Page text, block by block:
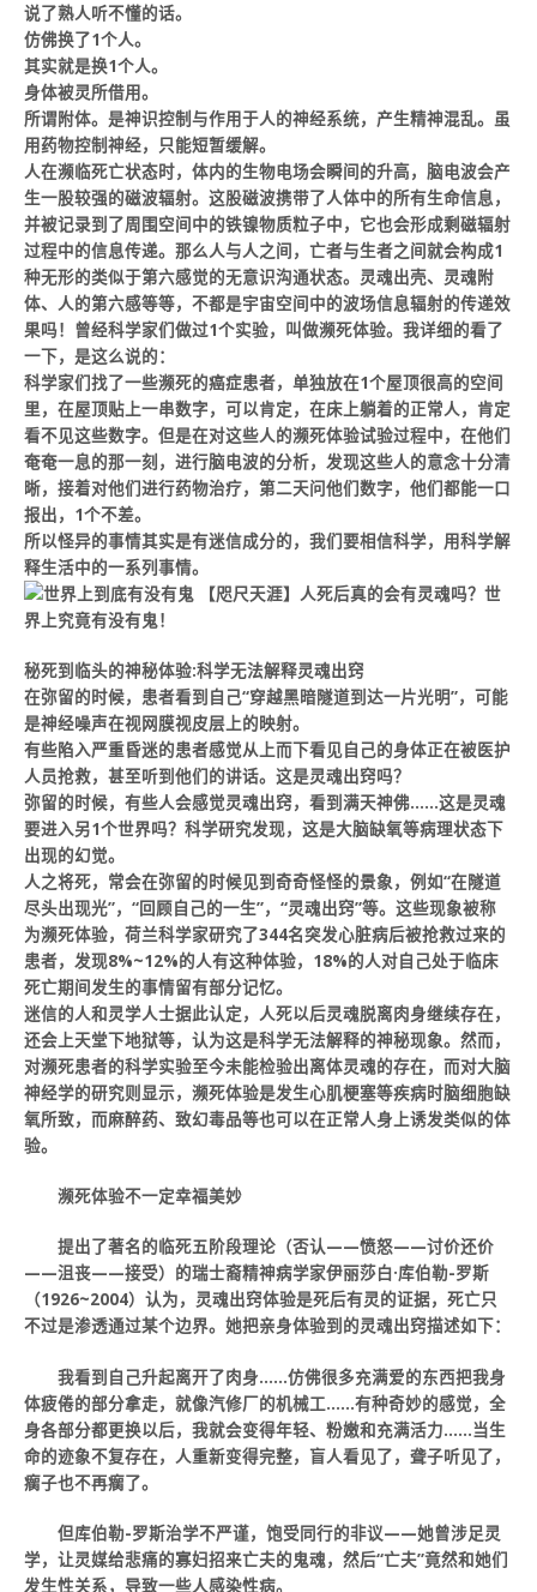
说了熟人听不懂的话。
仿佛换了1个人。
其实就是换1个人。
身体被灵所借用。
所谓附体。是神识控制与作用于人的神经系统，产生精神混乱。虽
用药物控制神经，只能短暂缓解。
人在濒临死亡状态时，体内的生物电场会瞬间的升高，脑电波会产
生一股较强的磁波辐射。这股磁波携带了人体中的所有生命信息，
并被记录到了周围空间中的铁镍物质粒子中，它也会形成剩磁辐射
过程中的信息传递。那么人与人之间，亡者与生者之间就会构成1
种无形的类似于第六感觉的无意识沟通状态。灵魂出壳、灵魂附
体、人的第六感等等，不都是宇宙空间中的波场信息辐射的传递效
果吗！曾经科学家们做过1个实验，叫做濒死体验。我详细的看了
一下，是这么说的：
科学家们找了一些濒死的癌症患者，单独放在1个屋顶很高的空间
里，在屋顶贴上一串数字，可以肯定，在床上躺着的正常人，肯定
看不见这些数字。但是在对这些人的濒死体验试验过程中，在他们
奄奄一息的那一刻，进行脑电波的分析，发现这些人的意念十分清
晰，接着对他们进行药物治疗，第二天问他们数字，他们都能一口
报出，1个不差。
所以怪异的事情其实是有迷信成分的，我们要相信科学，用科学解
释生活中的一系列事情。
秘死到临头的神秘体验:科学无法解释灵魂出窍
在弥留的时候，患者看到自己“穿越黑暗隧道到达一片光明”，可能
是神经噪声在视网膜视皮层上的映射。
有些陷入严重昏迷的患者感觉从上而下看见自己的身体正在被医护
人员抢救，甚至听到他们的讲话。这是灵魂出窍吗？
弥留的时候，有些人会感觉灵魂出窍，看到满天神佛……这是灵魂
要进入另1个世界吗？科学研究发现，这是大脑缺氧等病理状态下
出现的幻觉。
人之将死，常会在弥留的时候见到奇奇怪怪的景象，例如“在隧道
尽头出现光”，“回顾自己的一生”，“灵魂出窍”等。这些现象被称
为濒死体验，荷兰科学家研究了344名突发心脏病后被抢救过来的
患者，发现8%~12%的人有这种体验，18%的人对自己处于临床
死亡期间发生的事情留有部分记忆。
迷信的人和灵学人士据此认定，人死以后灵魂脱离肉身继续存在，
还会上天堂下地狱等，认为这是科学无法解释的神秘现象。然而，
对濒死患者的科学实验至今未能检验出离体灵魂的存在，而对大脑
神经学的研究则显示，濒死体验是发生心肌梗塞等疾病时脑细胞缺
氧所致，而麻醉药、致幻毒品等也可以在正常人身上诱发类似的体
验。
濒死体验不一定幸福美妙
提出了著名的临死五阶段理论（否认——愤怒——讨价还价
——沮丧——接受）的瑞士裔精神病学家伊丽莎白·库伯勒-罗斯
（1926~2004）认为，灵魂出窍体验是死后有灵的证据，死亡只
不过是渗透通过某个边界。她把亲身体验到的灵魂出窍描述如下：
我看到自己升起离开了肉身……仿佛很多充满爱的东西把我身
体疲倦的部分拿走，就像汽修厂的机械工……有种奇妙的感觉，全
身各部分都更换以后，我就会变得年轻、粉嫩和充满活力……当生
命的迹象不复存在，人重新变得完整，盲人看见了，聋子听见了，
瘸子也不再瘸了。
但库伯勒-罗斯治学不严谨，饱受同行的非议——她曾涉足灵
学，让灵媒给悲痛的寡妇招来亡夫的鬼魂，然后“亡夫”竟然和她们
发生性关系，导致一些人感染性病。